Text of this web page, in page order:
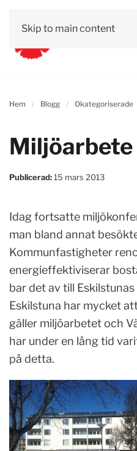
Skip to main content
Hem Blogg Okategoriserade
Publicerad:15 mars 2013
Idag fortsatte
man bland annat
Kommunfastigheter
energieffektiviserar
bar det av till
Eskilstuna har mycket
gäller miljöarbetet och
har under en lång tid
på detta.